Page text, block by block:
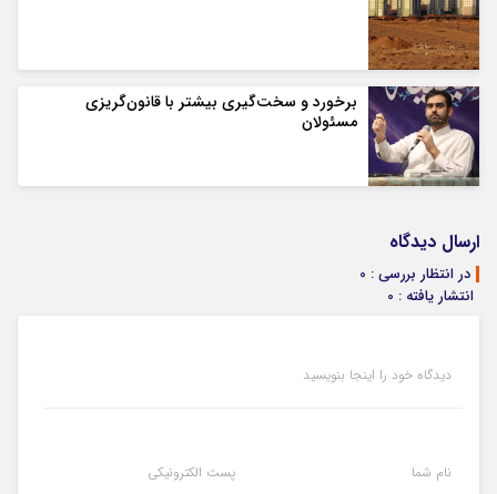
برخورد و سخت‌گیری بیشتر با قانون‌گریزی
مسئولان
ارسال دیدگاه
در انتظار بررسی : 0
انتشار یافته : 0
دیدگاه خود را اینجا بنویسید
نام شما پست الکترونیکی